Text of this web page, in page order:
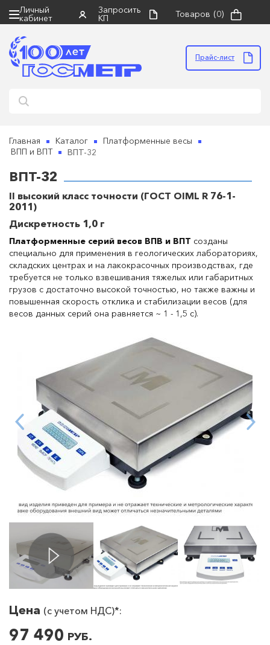
Личный
кабинет
Запросить
КП
Товаров (0)
Прайс-лист
Главная Каталог
Платформенные весы
ВПП и ВПТ
ВПТ-32
ВПТ-32
II высокий класс точности (ГОСТ OIML R 76-1-
2011)
Дискретность 1,0 г
Платформенные серий весов ВПВ и ВПТ созданы
специально для применения в геологических лабораториях,
складских центрах и на лакокрасочных производствах, где
требуется не только взвешивания тяжелых или габаритных
грузов с достаточно высокой точностью, но также важны и
повышенная скорость отклика и стабилизации весов (для
весов данных серий она равняется ~ 1 - 1,5 с).
Цена (c учетом НДС)*:
97 490 РУБ.
×
НАЙТИ
в ремонт
×
• оборудование должно быть чистым, в
транспортировки, в полной комплектации с
руководством по эксплуатации
сопроводительное письмо и акт неисправности
(скачать бланк для заполнения можно ниже)
7816517580)
• отправка: ТК "Деловые линии" до терминала
перевозчика в г. Санкт-Петербург (пр. Стачек, д.
45/2)
бланк акта неисправности
отправке оборудования в ремонт)
Запросить коммерческое
предложение
×
Прикрепить файл
Даю согласие на обработку персональных данных в
соответствии с
политикой конфиденциальности
Отправить